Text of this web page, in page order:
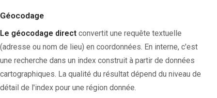
Géocodage
Le géocodage direct convertit une requête textuelle
(adresse ou nom de lieu) en coordonnées. En interne, c'est
une recherche dans un index construit à partir de données
cartographiques. La qualité du résultat dépend du niveau de
détail de l'index pour une région donnée.